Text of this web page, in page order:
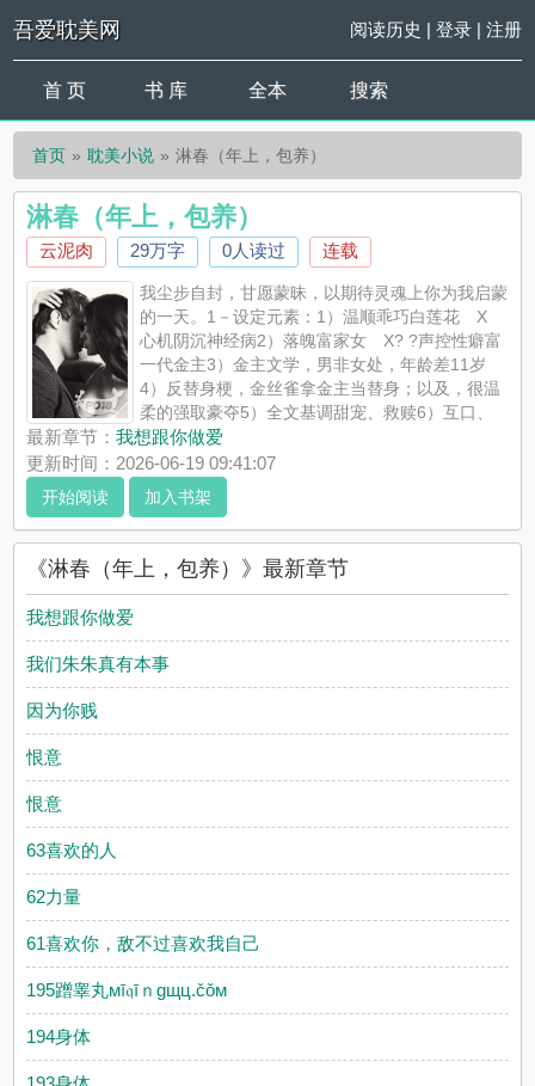
吾爱耽美网 阅读历史 | 登录| 注册
首 页 书 库 全本 搜索
首页 耽美小说 淋春（年上，包养）
淋春（年上，包养）
云泥肉 29万字 0人读过 连载
我尘步自封，甘愿蒙昧，以期待灵魂上你为我启蒙
的一天。1－设定元素：1）温顺乖巧白莲花 X
心机阴沉神经病2）落魄富家女 X? ?声控性癖富
一代金主3）金主文学，男非女处，年龄差11岁
4）反替身梗，金丝雀拿金主当替身；以及，很温
柔的强取豪夺5）全文基调甜宠、救赎6）互口、
吞精、舔穴、潮喷、道具、各种场合play都会有2补充说明：1）
此文原名《乖乖女（包养）》，因为删改太多，旧文重发。影响
到阅读体验...
《淋春（年上，包养）》是云泥肉精心创作的耽美小说，吾爱耽
美网实时更新淋春（年上，包养）最新章节并且提供无弹窗阅
读，书友所发表的淋春（年上，包养）评论，并不代表吾爱耽美
网赞同或者支持淋春（年上，包养）读者的观点。
最新章节：我想跟你做爱
更新时间：2026-06-19 09:41:07
开始阅读 加入书架
《淋春（年上，包养）》最新章节
我想跟你做爱
我们朱朱真有本事
因为你贱
恨意
恨意
63喜欢的人
62力量
61喜欢你，敌不过喜欢我自己
195蹭睾丸мī𝔮īｎgщц.čǒм
194身体